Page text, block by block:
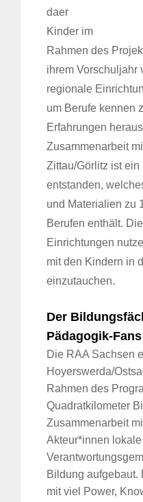
daer
Kinder im
Rahmen des
ihrem Vorschuljahr
regionale
um Berufe kennen
Erfahrungen
Zusammenarbeit
Zittau/Görlitz ist ein
entstanden,
und Materialien zu
Berufen enthält.
Einrichtungen
mit den Kindern in
einzutauchen.
Der
Pädagogik-Fans
Die RAA Sachsen
Hoyerswerda/
Rahmen des
Quadratkilometer
Zusammenarbeit
Akteur*innen lokale
Bildung aufgebaut.
mit viel Power,